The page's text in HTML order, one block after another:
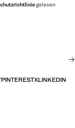
gelesen
PINTERESTXLINKEDIN